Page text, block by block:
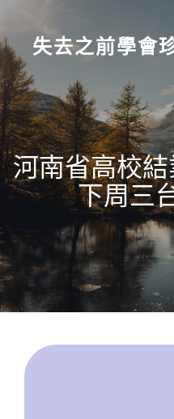
content
失去之前學會
河南省高校
下周三